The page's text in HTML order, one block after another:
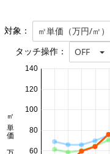
対象： ㎡単価（万円/㎡）
タッチ操作： OFF
60
80
100
120
140
㎡単価 万円/㎡